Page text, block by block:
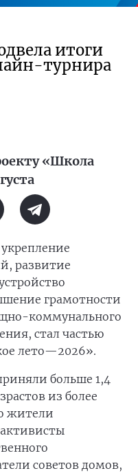
итоги
турнира
«Школа
развитие
грамотности
коммунального
стал частью
лето—2026».
больше 1,4
из более
жители
советов домов,